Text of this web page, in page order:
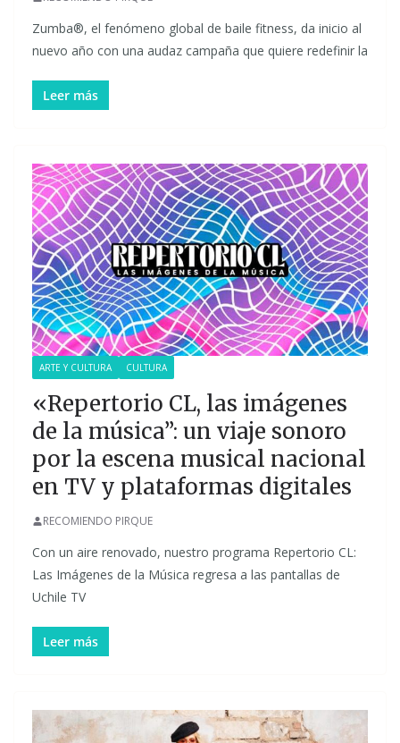
Zumba®, el fenómeno global de baile fitness, da inicio al
nuevo año con una audaz campaña que quiere redefinir la
Leer más
ARTE Y CULTURA CULTURA
«Repertorio CL, las imágenes
de la música”: un viaje sonoro
por la escena musical nacional
en TV y plataformas digitales
RECOMIENDO PIRQUE
Con un aire renovado, nuestro programa Repertorio CL:
Las Imágenes de la Música regresa a las pantallas de
Uchile TV
Leer más